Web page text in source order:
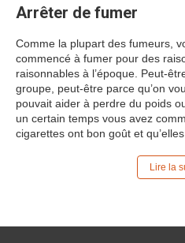
Arrêter de fumer
Comme la plupart des fumeurs,
commencé à fumer pour des
raisonnables à l’époque. Peut-
groupe, peut-être parce qu’on
pouvait aider à perdre du poids
un certain temps vous avez
cigarettes ont bon goût et
Lire la